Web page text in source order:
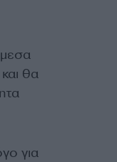
θα
για